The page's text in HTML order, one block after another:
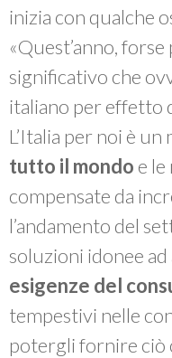
inizia con qualche
«Quest’anno,
significativo che
italiano per effetto
L’Italia per noi è
tutto il mondo e
compensate da
l’andamento del
soluzioni idonee
esigenze del
tempestivi nelle
potergli fornire ciò